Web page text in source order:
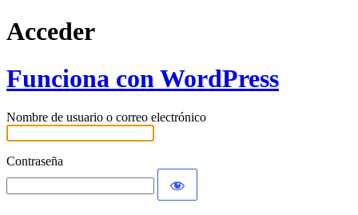
Acceder
Funciona con WordPress
Nombre de usuario o correo electrónico
Contraseña